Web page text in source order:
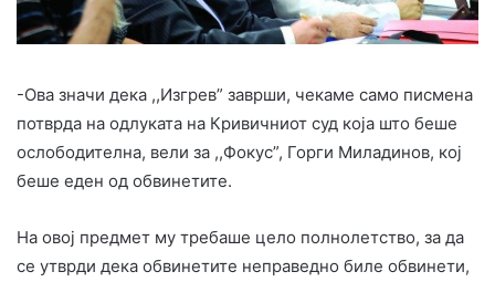
-Ова значи дека ,,Изгрев” заврши, чекаме само писмена
потврда на одлуката на Кривичниот суд која што беше
ослободителна, вели за ,,Фокус”, Горги Миладинов, кој
беше еден од обвинетите.
На овој предмет му требаше цело полнолетство, за да
се утврди дека обвинетите неправедно биле обвинети,